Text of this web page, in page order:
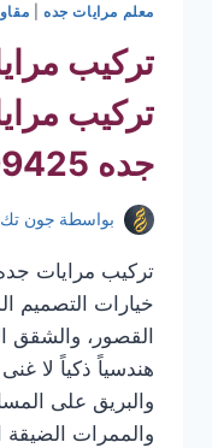
معلم مرايات جده|
تركيب
تركيب
جده 0536399425
بواسطة جون
تركيب مرايات
خيارات التصميم
القصور، والشقق
هندسياً ذكياً لا
والبريق على
والممرات الضيقة